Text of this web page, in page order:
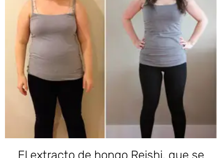
El extracto de hongo Reishi, que se